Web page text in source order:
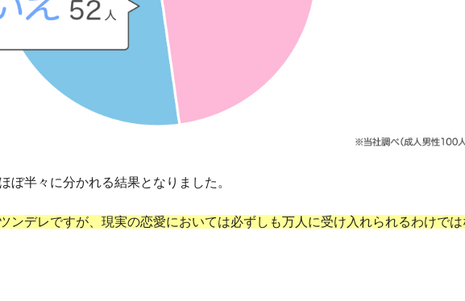
ぼ半々に分かれる結果となりました。
ンデレですが、現実の恋愛においては必ずしも万人に受け入れられるわけでは